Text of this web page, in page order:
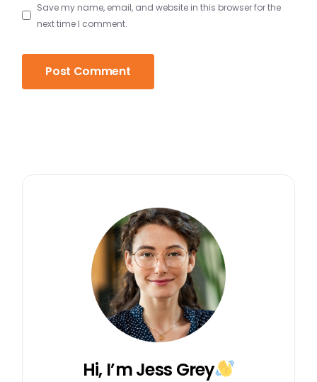
Save my name, email, and website in this browser for the
next time I comment.
Post Comment
Hi, I’m Jess Grey